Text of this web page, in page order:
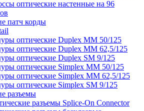
оптические настенные на 96
патч корды
оптические Duplex MM 50/125
оптические Duplex MM 62,5/125
оптические Duplex SM 9/125
оптические Simplex MM 50/125
оптические Simplex MM 62,5/125
оптические Simplex SM 9/125
разъемы
разъемы Splice-On Connector